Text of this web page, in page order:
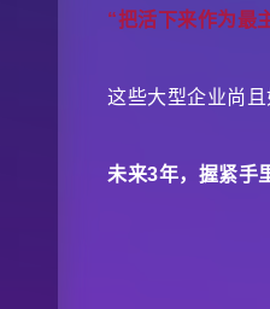
“把活下来作为最
这些大型企业尚
未来3年，握紧手